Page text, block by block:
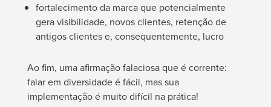
fortalecimento da marca que potencialmente
gera visibilidade, novos clientes, retenção de
antigos clientes e, consequentemente, lucro
Ao fim, uma afirmação falaciosa que é corrente:
falar em diversidade é fácil, mas sua
implementação é muito difícil na prática!